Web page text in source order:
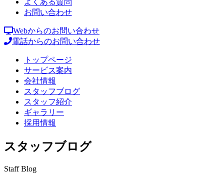
お問い合わせ
Webからのお問い合わせ
電話からのお問い合わせ
トップページ
サービス案内
会社情報
スタッフブログ
スタッフ紹介
ギャラリー
採用情報
スタッフブログ
Staff Blog